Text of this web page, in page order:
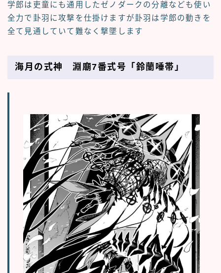
学郎は吏童にも通用したゼノダークの分離なども使い
全力で卦羽に攻撃を仕掛けますが卦羽は学郎の動きを
全て見通していて難なく撃墜します
海月の式神 淵廟7番式号「鈴蘭唾帯」